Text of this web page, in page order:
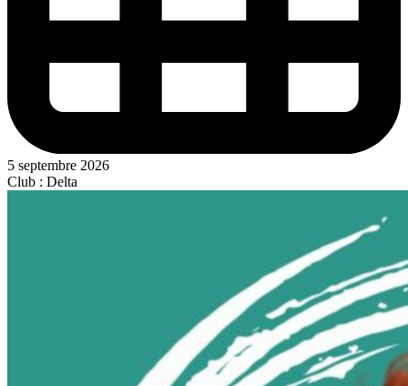
5 septembre 2026
Club : Delta